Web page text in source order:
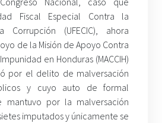
Fiscal Especial Contra la
(UFECIC), ahora
de la Misión de Apoyo Contra
en Honduras (MACCIH)
por el delito de malversación
y cuyo auto de formal
mantuvo por la malversación
imputados y únicamente se